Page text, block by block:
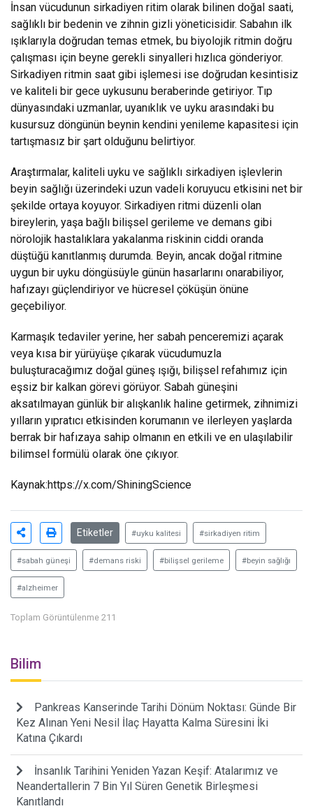
İnsan vücudunun sirkadiyen ritim olarak bilinen doğal saati,
sağlıklı bir bedenin ve zihnin gizli yöneticisidir. Sabahın ilk
ışıklarıyla doğrudan temas etmek, bu biyolojik ritmin doğru
çalışması için beyne gerekli sinyalleri hızlıca gönderiyor.
Sirkadiyen ritmin saat gibi işlemesi ise doğrudan kesintisiz
ve kaliteli bir gece uykusunu beraberinde getiriyor. Tıp
dünyasındaki uzmanlar, uyanıklık ve uyku arasındaki bu
kusursuz döngünün beynin kendini yenileme kapasitesi için
tartışmasız bir şart olduğunu belirtiyor.
Araştırmalar, kaliteli uyku ve sağlıklı sirkadiyen işlevlerin
beyin sağlığı üzerindeki uzun vadeli koruyucu etkisini net bir
şekilde ortaya koyuyor. Sirkadiyen ritmi düzenli olan
bireylerin, yaşa bağlı bilişsel gerileme ve demans gibi
nörolojik hastalıklara yakalanma riskinin ciddi oranda
düştüğü kanıtlanmış durumda. Beyin, ancak doğal ritmine
uygun bir uyku döngüsüyle günün hasarlarını onarabiliyor,
hafızayı güçlendiriyor ve hücresel çöküşün önüne
geçebiliyor.
Karmaşık tedaviler yerine, her sabah penceremizi açarak
veya kısa bir yürüyüşe çıkarak vücudumuzla
buluşturacağımız doğal güneş ışığı, bilişsel refahımız için
eşsiz bir kalkan görevi görüyor. Sabah güneşini
aksatılmayan günlük bir alışkanlık haline getirmek, zihnimizi
yılların yıpratıcı etkisinden korumanın ve ilerleyen yaşlarda
berrak bir hafızaya sahip olmanın en etkili ve en ulaşılabilir
bilimsel formülü olarak öne çıkıyor.
Kaynak:https://x.com/ShiningScience
Etiketler #uyku kalitesi #sirkadiyen ritim
#sabah güneşi #demans riski #bilişsel gerileme #beyin sağlığı
#alzheimer
Toplam Görüntülenme 211
Bilim
Pankreas Kanserinde Tarihi Dönüm Noktası: Günde Bir
Kez Alınan Yeni Nesil İlaç Hayatta Kalma Süresini İki
Katına Çıkardı
İnsanlık Tarihini Yeniden Yazan Keşif: Atalarımız ve
Neandertallerin 7 Bin Yıl Süren Genetik Birleşmesi
Kanıtlandı